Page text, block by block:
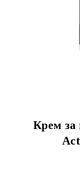
Крем за